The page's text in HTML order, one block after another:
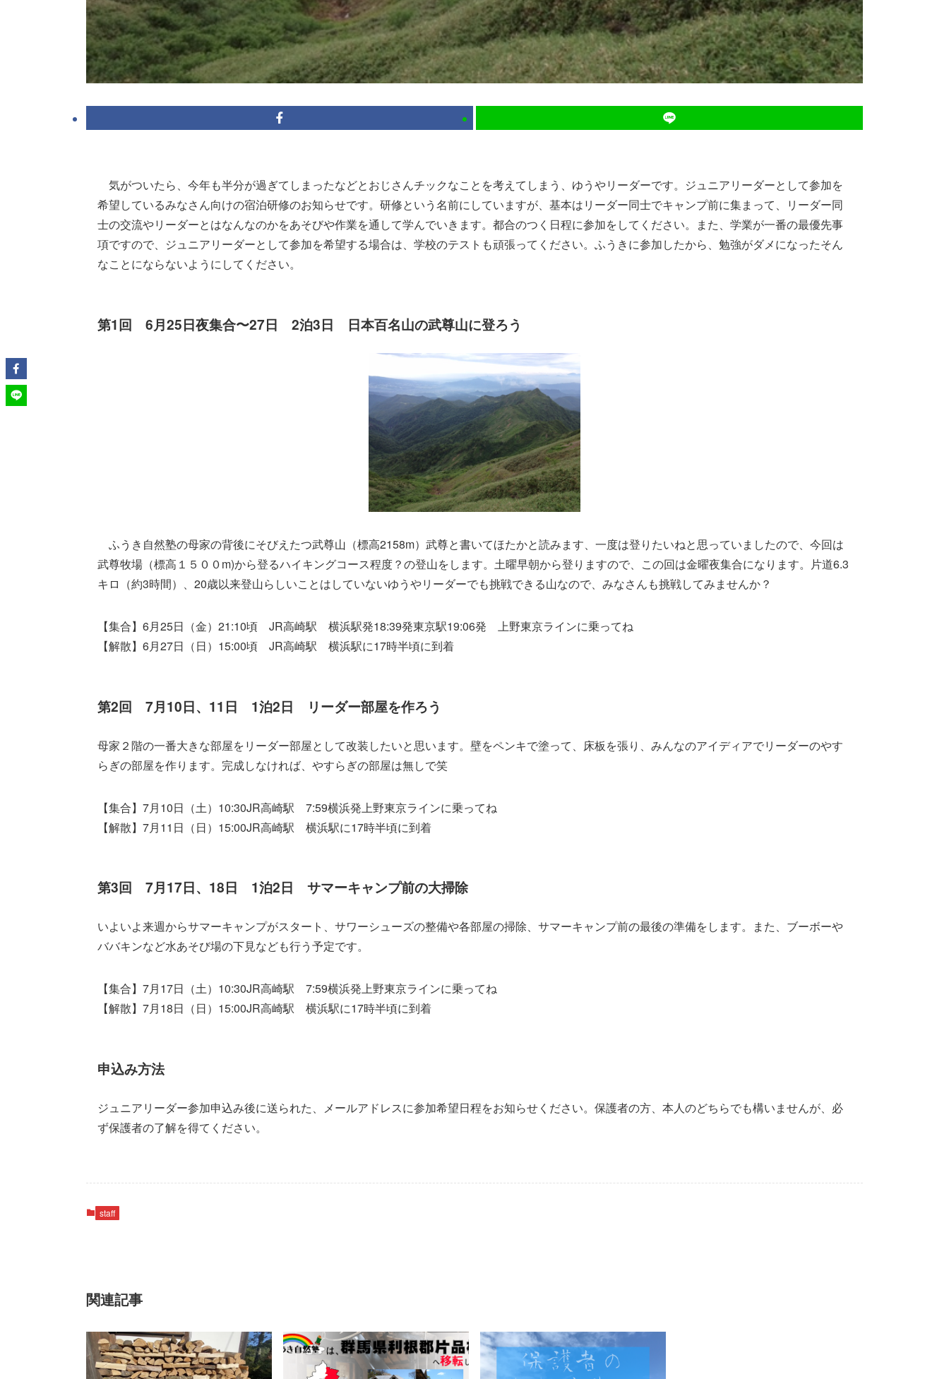
気がついたら、今年も半分が過ぎてしまったなどとおじさんチックなことを考えてしまう、ゆうやリーダーです。ジュニアリーダーとして参加を
希望しているみなさん向けの宿泊研修のお知らせです。研修という名前にしていますが、基本はリーダー同士でキャンプ前に集まって、リーダー同
士の交流やリーダーとはなんなのかをあそびや作業を通して学んでいきます。都合のつく日程に参加をしてください。また、学業が一番の最優先事
項ですので、ジュニアリーダーとして参加を希望する場合は、学校のテストも頑張ってください。ふうきに参加したから、勉強がダメになったそん
なことにならないようにしてください。
第1回 6月25日夜集合〜27日 2泊3日 日本百名山の武尊山に登ろう
ふうき自然塾の母家の背後にそびえたつ武尊山（標高2158m）武尊と書いてほたかと読みます、一度は登りたいねと思っていましたので、今回は
武尊牧場（標高１５００m)から登るハイキングコース程度？の登山をします。土曜早朝から登りますので、この回は金曜夜集合になります。片道6.3
キロ（約3時間）、20歳以来登山らしいことはしていないゆうやリーダーでも挑戦できる山なので、みなさんも挑戦してみませんか？
【集合】6月25日（金）21:10頃 JR高崎駅 横浜駅発18:39発東京駅19:06発 上野東京ラインに乗ってね
【解散】6月27日（日）15:00頃 JR高崎駅 横浜駅に17時半頃に到着
第2回 7月10日、11日 1泊2日 リーダー部屋を作ろう
母家２階の一番大きな部屋をリーダー部屋として改装したいと思います。壁をペンキで塗って、床板を張り、みんなのアイディアでリーダーのやす
らぎの部屋を作ります。完成しなければ、やすらぎの部屋は無しで笑
【集合】7月10日（土）10:30JR高崎駅 7:59横浜発上野東京ラインに乗ってね
【解散】7月11日（日）15:00JR高崎駅 横浜駅に17時半頃に到着
第3回 7月17日、18日 1泊2日 サマーキャンプ前の大掃除
いよいよ来週からサマーキャンプがスタート、サワーシューズの整備や各部屋の掃除、サマーキャンプ前の最後の準備をします。また、ブーボーや
ババキンなど水あそび場の下見なども行う予定です。
【集合】7月17日（土）10:30JR高崎駅 7:59横浜発上野東京ラインに乗ってね
【解散】7月18日（日）15:00JR高崎駅 横浜駅に17時半頃に到着
申込み方法
ジュニアリーダー参加申込み後に送られた、メールアドレスに参加希望日程をお知らせください。保護者の方、本人のどちらでも構いませんが、必
ず保護者の了解を得てください。
staff
関連記事